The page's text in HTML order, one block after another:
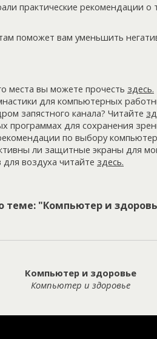
практические рекомендации о
поможет вам уменьшить
места вы можете прочесть здесь.
для компьютерных
запястного канала? Читайте
программах для сохранения
по выбору
ли защитные экраны для
воздуха читайте здесь.
теме: "Компьютер и
Компьютер и здоровье
Компьютер и здоровье